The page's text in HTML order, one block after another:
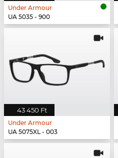
Under Armour
UA 5035 - 900
43 450 Ft
Under Armour
UA 5075XL - 003